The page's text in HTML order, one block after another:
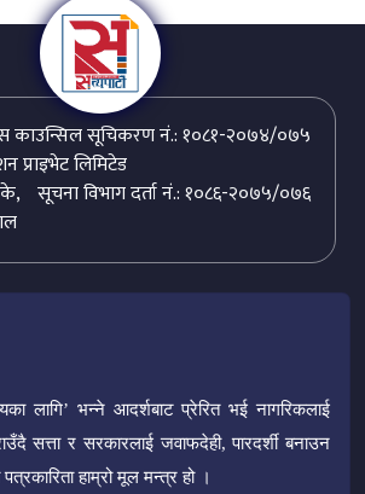
काउन्सिल सूचिकरण नं.: १०८१-२०७४/०७५
प्राइभेट लिमिटेड
सूचना विभाग दर्ता नं.: १०८६-२०७५/०७६
लागि’ भन्ने आदर्शबाट प्रेरित भई नागरिकलाई
सत्ता र सरकारलाई जवाफदेही, पारदर्शी बनाउन
हाम्रो मूल मन्त्र हो ।